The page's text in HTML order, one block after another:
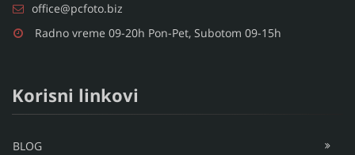
office@pcfoto.biz
Radno vreme 09-20h Pon-Pet, Subotom 09-15h
Korisni linkovi
BLOG